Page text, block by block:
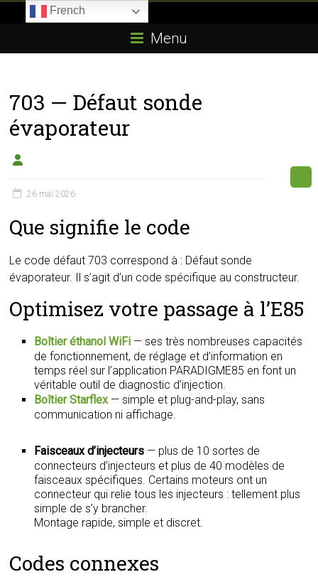
E85.com
passion
du
boîtier
éthanol
Menu
703 — Défaut sonde
évaporateur
26 mai 2026
Que signifie le code
Le code défaut 703 correspond à : Défaut sonde
évaporateur. Il s’agit d’un code spécifique au constructeur.
Optimisez votre passage à l’E85
Boîtier éthanol WiFi — ses très nombreuses capacités
de fonctionnement, de réglage et d’information en
temps réel sur l’application PARADIGME85 en font un
véritable outil de diagnostic d’injection.
Boîtier Starflex— simple et plug-and-play, sans
communication ni affichage.
Faisceaux d’injecteurs — plus de 10 sortes de
connecteurs d’injecteurs et plus de 40 modèles de
faisceaux spécifiques. Certains moteurs ont un
connecteur qui relie tous les injecteurs : tellement plus
simple de s’y brancher.
Montage rapide, simple et discret.
Codes connexes
French